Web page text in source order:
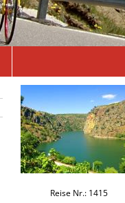
Reise Nr.: 1415